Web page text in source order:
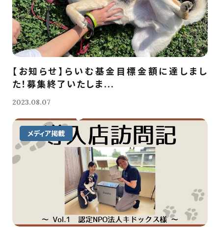
【お知らせ】らいむ基金目標金額に達しまし
た！募集終了いたしま...
2023.08.07
メディア掲載